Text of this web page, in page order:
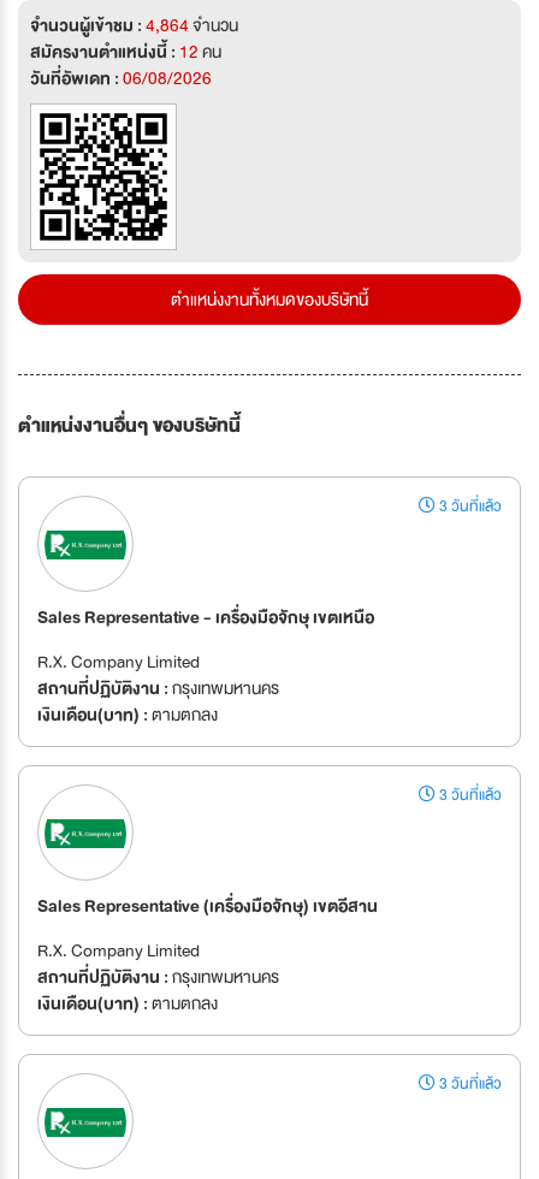
จำนวนผู้เข้าชม :4,864จำนวน
สมัครงานตำแหน่งนี้ : 12คน
วันที่อัพเดท :06/08/2026
ตำแหน่งงานทั้งหมดของบริษัทนี้
ตำแหน่งงานอื่นๆ ของบริษัทนี้
3 วันที่แล้ว
Sales Representative - เครื่องมือจักษุ เขตเหนือ
R.X. Company Limited
สถานที่ปฏิบัติงาน :กรุงเทพมหานคร
เงินเดือน(บาท) :ตามตกลง
3 วันที่แล้ว
Sales Representative (เครื่องมือจักษุ) เขตอีสาน
R.X. Company Limited
สถานที่ปฏิบัติงาน :กรุงเทพมหานคร
เงินเดือน(บาท) :ตามตกลง
3 วันที่แล้ว